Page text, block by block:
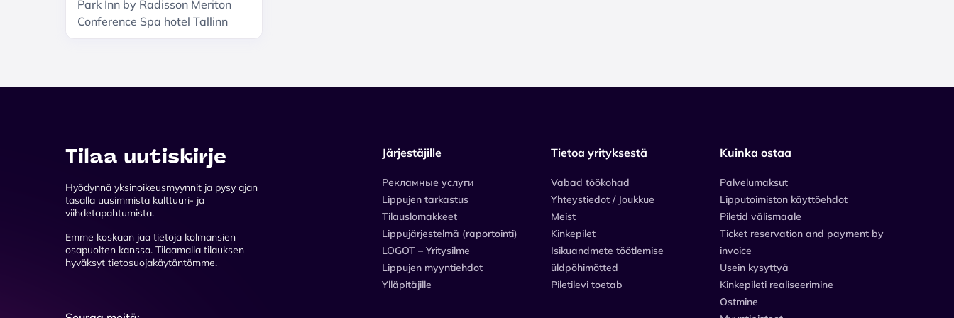
ärasaatmispidu
täiskasvanutele! /
Новогодняя Ёлка для
Park Inn by Radisson Meriton
Conference Spa hotel Tallinn
Tilaa uutiskirje
Hyödynnä yksinoikeusmyynnit ja pysy ajan
tasalla uusimmista kulttuuri- ja
viihdetapahtumista.
Emme koskaan jaa tietoja kolmansien
osapuolten kanssa. Tilaamalla tilauksen
hyväksyt tietosuojakäytäntömme.
Järjestäjille
Рекламные услуги
Lippujen tarkastus
Tilauslomakkeet
Lippujärjestelmä (raportointi)
LOGOT – Yritysilme
Lippujen myyntiehdot
Ylläpitäjille
Tietoa yrityksestä
Vabad töökohad
Yhteystiedot / Joukkue
Meist
Kinkepilet
Isikuandmete töötlemise
üldpõhimõtted
Piletilevi toetab
Kuinka ostaa
Palvelumaksut
Lipputoimiston käyttöehdot
Piletid välismaale
Ticket reservation and payment by
invoice
Usein kysyttyä
Kinkepileti realiseerimine
Ostmine